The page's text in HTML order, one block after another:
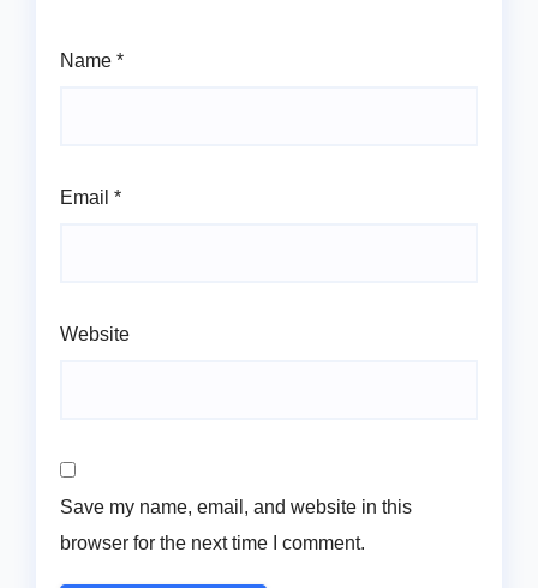
Name *
Email *
Website
Save my name, email, and website in this
browser for the next time I comment.